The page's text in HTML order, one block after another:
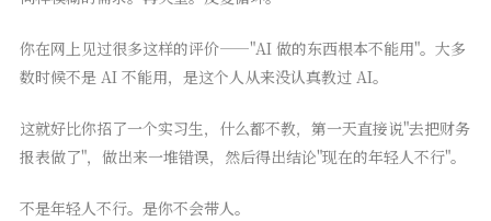
你在网上见过很多这样的评价——"AI 做的东西根本不能用"。大多
数时候不是 AI 不能用，是这个人从来没认真教过 AI。
这就好比你招了一个实习生，什么都不教，第一天直接说"去把财务
报表做了"，做出来一堆错误，然后得出结论"现在的年轻人不行"。
不是年轻人不行。是你不会带人。